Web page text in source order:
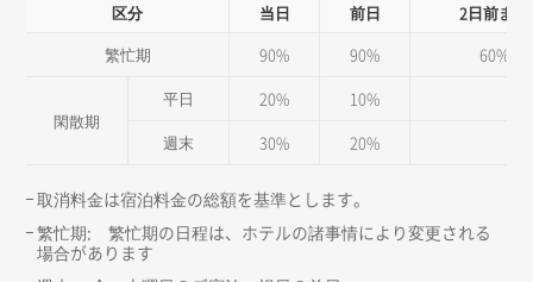
区分 当日 前日
2日前まで
繁忙期
90% 90% 60%
閑散期
平日 20%
10%
週末
30% 20%
取消料金は宿泊料金の総額を基準とします。
繁忙期: 繁忙期の日程は、ホテルの諸事情により変更される
場合があります